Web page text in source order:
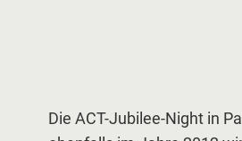
Die ACT-Jubilee-Night in